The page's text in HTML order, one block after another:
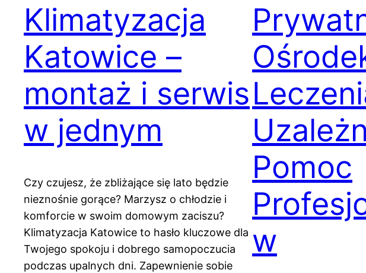
Klimatyzacja
Katowice –
montaż i serwis
w jednym
Czy czujesz, że zbliżające się lato będzie
nieznośnie gorące? Marzysz o chłodzie i
komforcie w swoim domowym zaciszu?
Klimatyzacja Katowice to hasło kluczowe dla
Twojego spokoju i dobrego samopoczucia
podczas upalnych dni. Zapewnienie sobie
Pomoc
w